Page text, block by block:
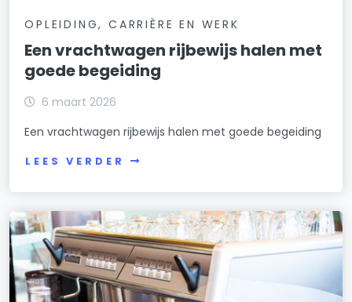
OPLEIDING, CARRIÈRE EN WERK
Een vrachtwagen rijbewijs halen met
goede begeiding
6 maart 2026
Een vrachtwagen rijbewijs halen met goede begeiding
LEES VERDER